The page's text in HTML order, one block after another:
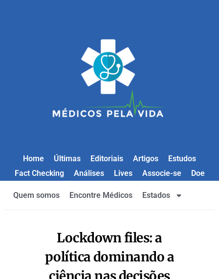
Home Últimas Editoriais Artigos
Estudos
Fact Checking
Análises Lives Associe-se Doe
Quem somos Encontre Médicos Estados
Lockdown files: a
política dominando a